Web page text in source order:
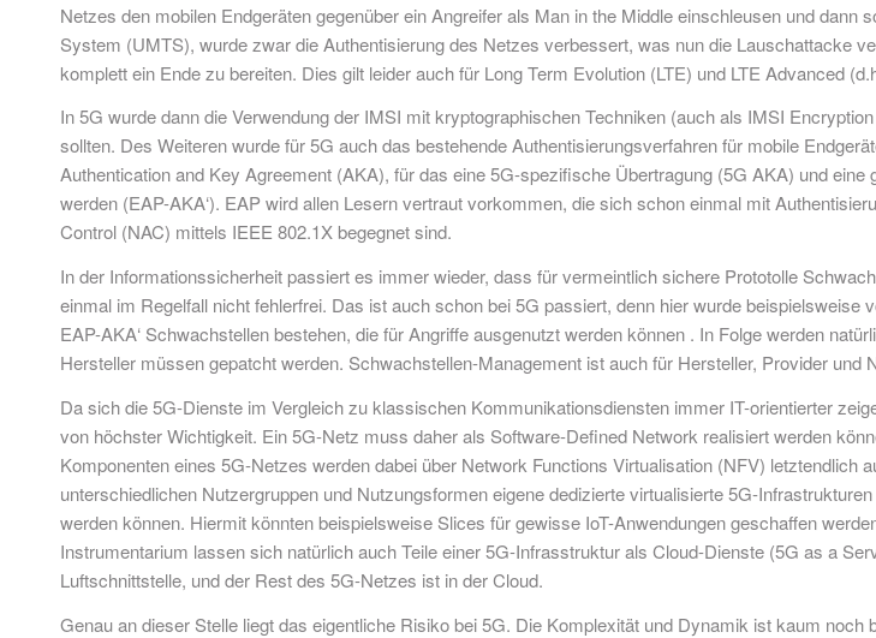
Netzes den mobilen Endgeräten gegenüber ein Angreifer als Man in the Middle einschleusen und
System (UMTS), wurde zwar die Authentisierung des Netzes verbessert, was nun die Lauschattacke
komplett ein Ende zu bereiten. Dies gilt leider auch für Long Term Evolution (LTE) und LTE Advanced
In 5G wurde dann die Verwendung der IMSI mit kryptographischen Techniken (auch als IMSI
sollten. Des Weiteren wurde für 5G auch das bestehende Authentisierungsverfahren für mobile
Authentication and Key Agreement (AKA), für das eine 5G-spezifische Übertragung (5G AKA) und
werden (EAP-AKA‘). EAP wird allen Lesern vertraut vorkommen, die sich schon einmal mit
Control (NAC) mittels IEEE 802.1X begegnet sind.
In der Informationssicherheit passiert es immer wieder, dass für vermeintlich sichere Prototolle
einmal im Regelfall nicht fehlerfrei. Das ist auch schon bei 5G passiert, denn hier wurde
EAP-AKA‘ Schwachstellen bestehen, die für Angriffe ausgenutzt werden können . In Folge werden
Hersteller müssen gepatcht werden. Schwachstellen-Management ist auch für Hersteller, Provider
Da sich die 5G-Dienste im Vergleich zu klassischen Kommunikationsdiensten immer IT-orientierter
von höchster Wichtigkeit. Ein 5G-Netz muss daher als Software-Defined Network realisiert werden
Komponenten eines 5G-Netzes werden dabei über Network Functions Virtualisation (NFV)
unterschiedlichen Nutzergruppen und Nutzungsformen eigene dedizierte virtualisierte 5G-
werden können. Hiermit könnten beispielsweise Slices für gewisse IoT-Anwendungen geschaffen
Instrumentarium lassen sich natürlich auch Teile einer 5G-Infrasstruktur als Cloud-Dienste (5G as a
Luftschnittstelle, und der Rest des 5G-Netzes ist in der Cloud.
Genau an dieser Stelle liegt das eigentliche Risiko bei 5G. Die Komplexität und Dynamik ist kaum